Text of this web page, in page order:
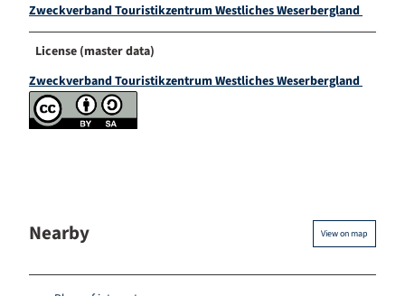
Zweckverband Touristikzentrum Westliches Weserbergland
License (master data)
Zweckverband Touristikzentrum Westliches Weserbergland
Nearby View on map